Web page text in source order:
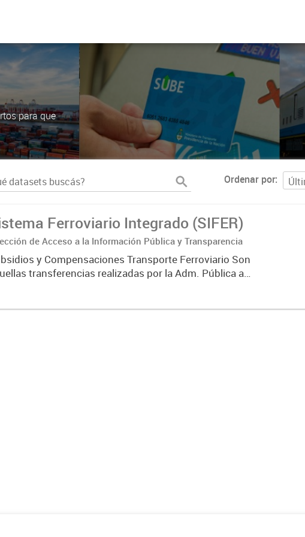
para que
Ordenar por
Ferroviario Integrado (SIFER)
de Acceso a la Información Pública y Transparencia
y Compensaciones Transporte Ferroviario Son
transferencias realizadas por la Adm. Pública a